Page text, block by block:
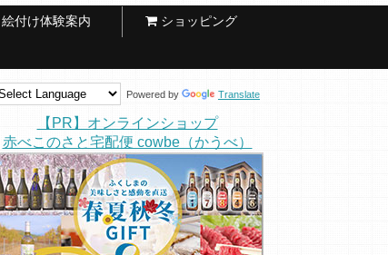
絵付け体験案内 ショッピング
Powered by Translate
【PR】オンラインショップ
赤べこのさと宅配便 cowbe（かうべ）